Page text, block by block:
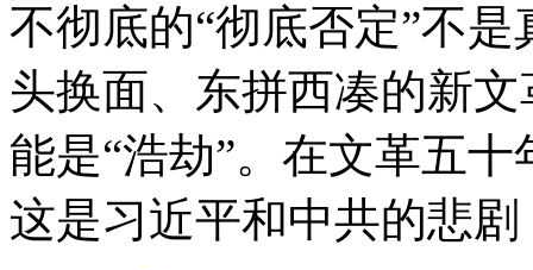
不彻底的“彻底否定”不
头换面、东拼西凑的新
能是“浩劫”。在文革五
这是习近平和中共的悲